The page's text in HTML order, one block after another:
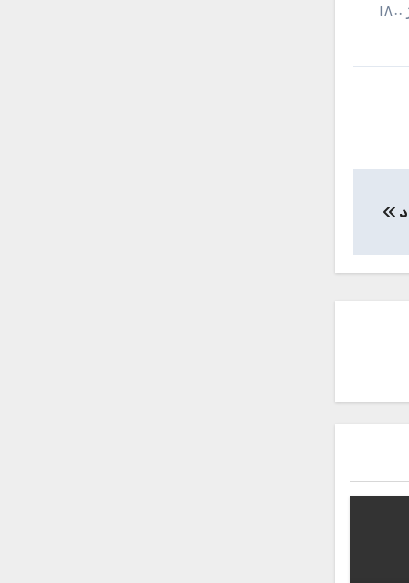
در گذشته حملات مشابه به منظور تبلیغ کمپین انتخاباتی دونالد ترامپ انجام شده است. اوایل تیر ماه امسال هکرها بیش از ۱۸۰۰